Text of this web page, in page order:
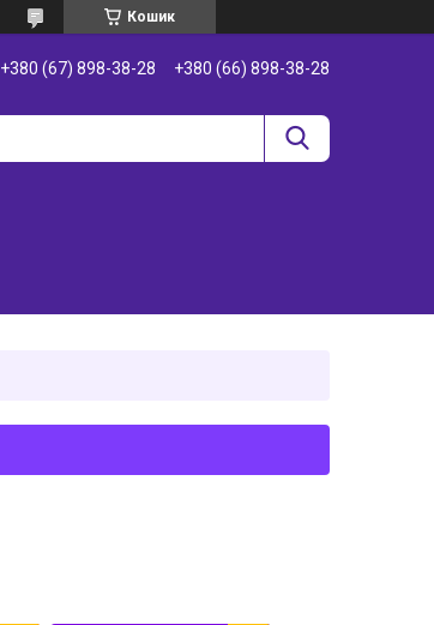
Кошик
+380 (67) 898-38-28 +380 (66) 898-38-28